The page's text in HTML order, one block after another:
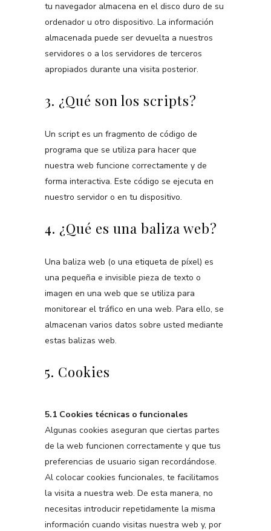
tu navegador almacena en el disco duro de su
ordenador u otro dispositivo. La información
almacenada puede ser devuelta a nuestros
servidores o a los servidores de terceros
apropiados durante una visita posterior.
3. ¿Qué son los scripts?
Un script es un fragmento de código de
programa que se utiliza para hacer que
nuestra web funcione correctamente y de
forma interactiva. Este código se ejecuta en
nuestro servidor o en tu dispositivo.
4. ¿Qué es una baliza web?
Una baliza web (o una etiqueta de píxel) es
una pequeña e invisible pieza de texto o
imagen en una web que se utiliza para
monitorear el tráfico en una web. Para ello, se
almacenan varios datos sobre usted mediante
estas balizas web.
5. Cookies
5.1 Cookies técnicas o funcionales
Algunas cookies aseguran que ciertas partes
de la web funcionen correctamente y que tus
preferencias de usuario sigan recordándose.
Al colocar cookies funcionales, te facilitamos
la visita a nuestra web. De esta manera, no
necesitas introducir repetidamente la misma
información cuando visitas nuestra web y, por